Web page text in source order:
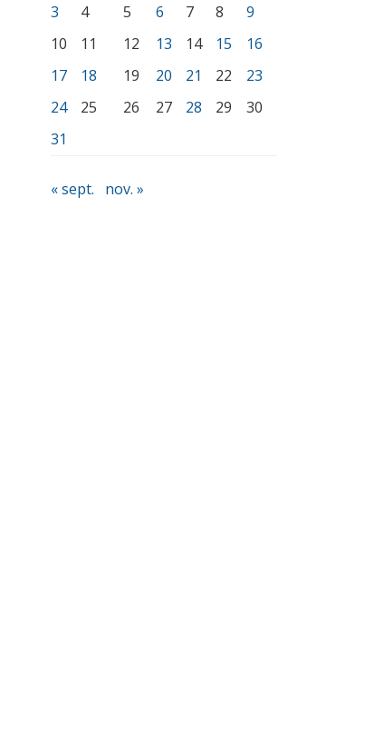
3
4 5 6 7 8
9
10
11 12 13 14 15
16
17
18 19 20 21 22
23
24
25 26 27 28 29
30
31
« sept. nov. »